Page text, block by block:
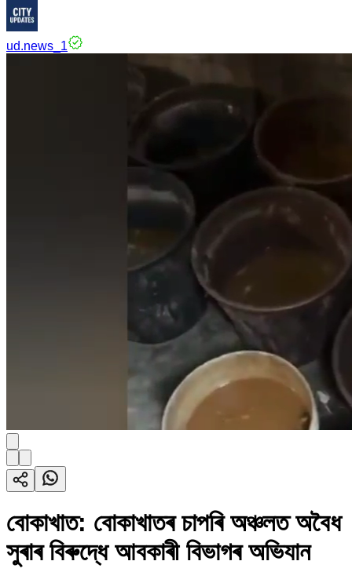
ud.news_1
বোকাখাত: বোকাখাতৰ চাপৰি অঞ্চলত অবৈধ
সুৰাৰ বিৰুদ্ধে আবকাৰী বিভাগৰ অভিযান